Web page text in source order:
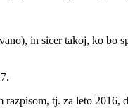
in sicer takoj, ko bo
razpisom, tj. za leto 2016,